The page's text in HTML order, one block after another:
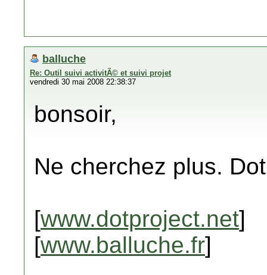
balluche
Re: Outil suivi activitÃ© et suivi projet
vendredi 30 mai 2008 22:38:37
bonsoir,
Ne cherchez plus.
[www.dotproject.net]
[www.balluche.fr]